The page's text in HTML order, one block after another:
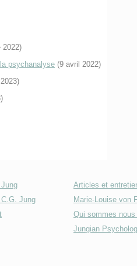
2022)
psychanalyse (9 avril 2022)
Articles et
C.G. Jung
Marie-Louise von
Qui sommes nous
Jungian